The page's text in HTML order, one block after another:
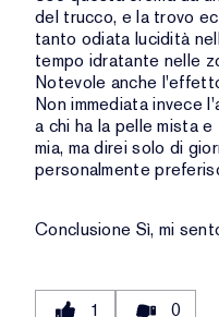
del trucco, e la trovo
tanto odiata lucidità
tempo idratante nelle
Notevole anche
Non immediata invece
a chi ha la pelle mista
mia, ma direi solo di
personalmente
Conclusione Sì, mi
1 0